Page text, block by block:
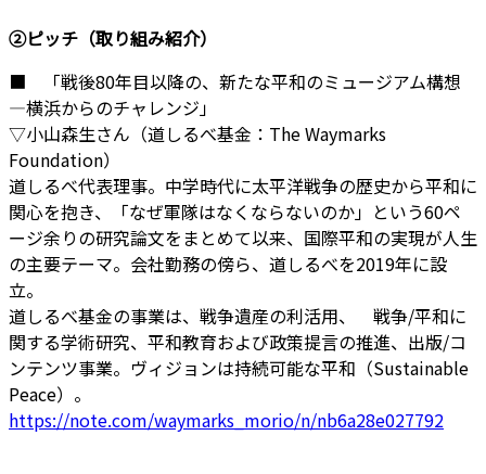
②ピッチ（取り組み紹介）
■ 「戦後80年目以降の、新たな平和のミュージアム構想
―横浜からのチャレンジ」
▽小山森生さん（道しるべ基金：The Waymarks
Foundation）
道しるべ代表理事。中学時代に太平洋戦争の歴史から平和に
関心を抱き、「なぜ軍隊はなくならないのか」という60ペ
ージ余りの研究論文をまとめて以来、国際平和の実現が人生
の主要テーマ。会社勤務の傍ら、道しるべを2019年に設
立。
道しるべ基金の事業は、戦争遺産の利活用、 戦争/平和に
関する学術研究、平和教育および政策提言の推進、出版/コ
ンテンツ事業。ヴィジョンは持続可能な平和（Sustainable
Peace）。
https://note.com/waymarks_morio/n/nb6a28e027792